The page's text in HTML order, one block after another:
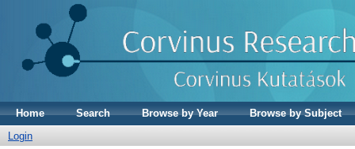
Home Search Browse by Year
Browse by Subject
Login